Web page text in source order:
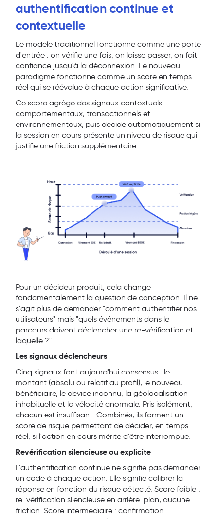
authentification continue et
contextuelle
Le modèle traditionnel fonctionne comme une porte
d'entrée : on vérifie une fois, on laisse passer, on fait
confiance jusqu'à la déconnexion. Le nouveau
paradigme fonctionne comme un score en temps
réel qui se réévalue à chaque action significative.
Ce score agrège des signaux contextuels,
comportementaux, transactionnels et
environnementaux, puis décide automatiquement si
la session en cours présente un niveau de risque qui
justifie une friction supplémentaire.
Pour un décideur produit, cela change
fondamentalement la question de conception. Il ne
s'agit plus de demander "comment authentifier nos
utilisateurs" mais "quels événements dans le
parcours doivent déclencher une re-vérification et
laquelle ?"
Les signaux déclencheurs
Cinq signaux font aujourd'hui consensus : le
montant (absolu ou relatif au profil), le nouveau
bénéficiaire, le device inconnu, la géolocalisation
inhabituelle et la vélocité anormale. Pris isolément,
chacun est insuffisant. Combinés, ils forment un
score de risque permettant de décider, en temps
réel, si l'action en cours mérite d'être interrompue.
Revérification silencieuse ou explicite
L'authentification continue ne signifie pas demander
un code à chaque action. Elle signifie calibrer la
réponse en fonction du risque détecté. Score faible :
re-vérification silencieuse en arrière-plan, aucune
friction. Score intermédiaire : confirmation